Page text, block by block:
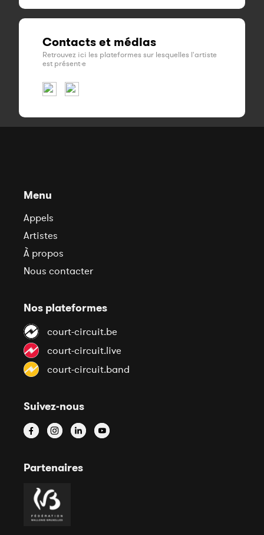
Contacts et médias
Retrouvez ici les plateformes sur lesquelles l'artiste
est présent·e
Menu
Appels
Artistes
À propos
Nous contacter
Nos plateformes
court-circuit.be
court-circuit.live
court-circuit.band
Suivez-nous
Partenaires